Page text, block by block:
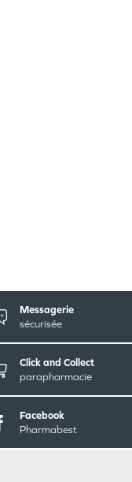
Messagerie
sécurisée
Click and Collect
parapharmacie
Facebook
Pharmabest